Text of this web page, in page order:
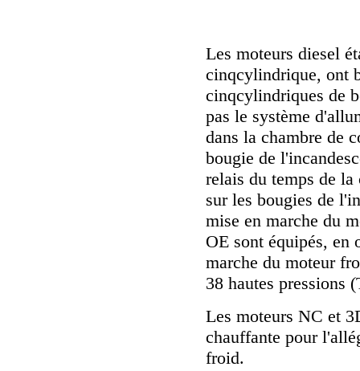
Les moteurs diesel
cinqcylindrique, ont
cinqcylindriques de
pas le système
dans la chambre de
bougie de
relais du temps de la
sur les bougies de
mise en marche du
OE sont équipés, en
marche du moteur
38 hautes pressions
Les moteurs NC et
chauffante pour
froid.